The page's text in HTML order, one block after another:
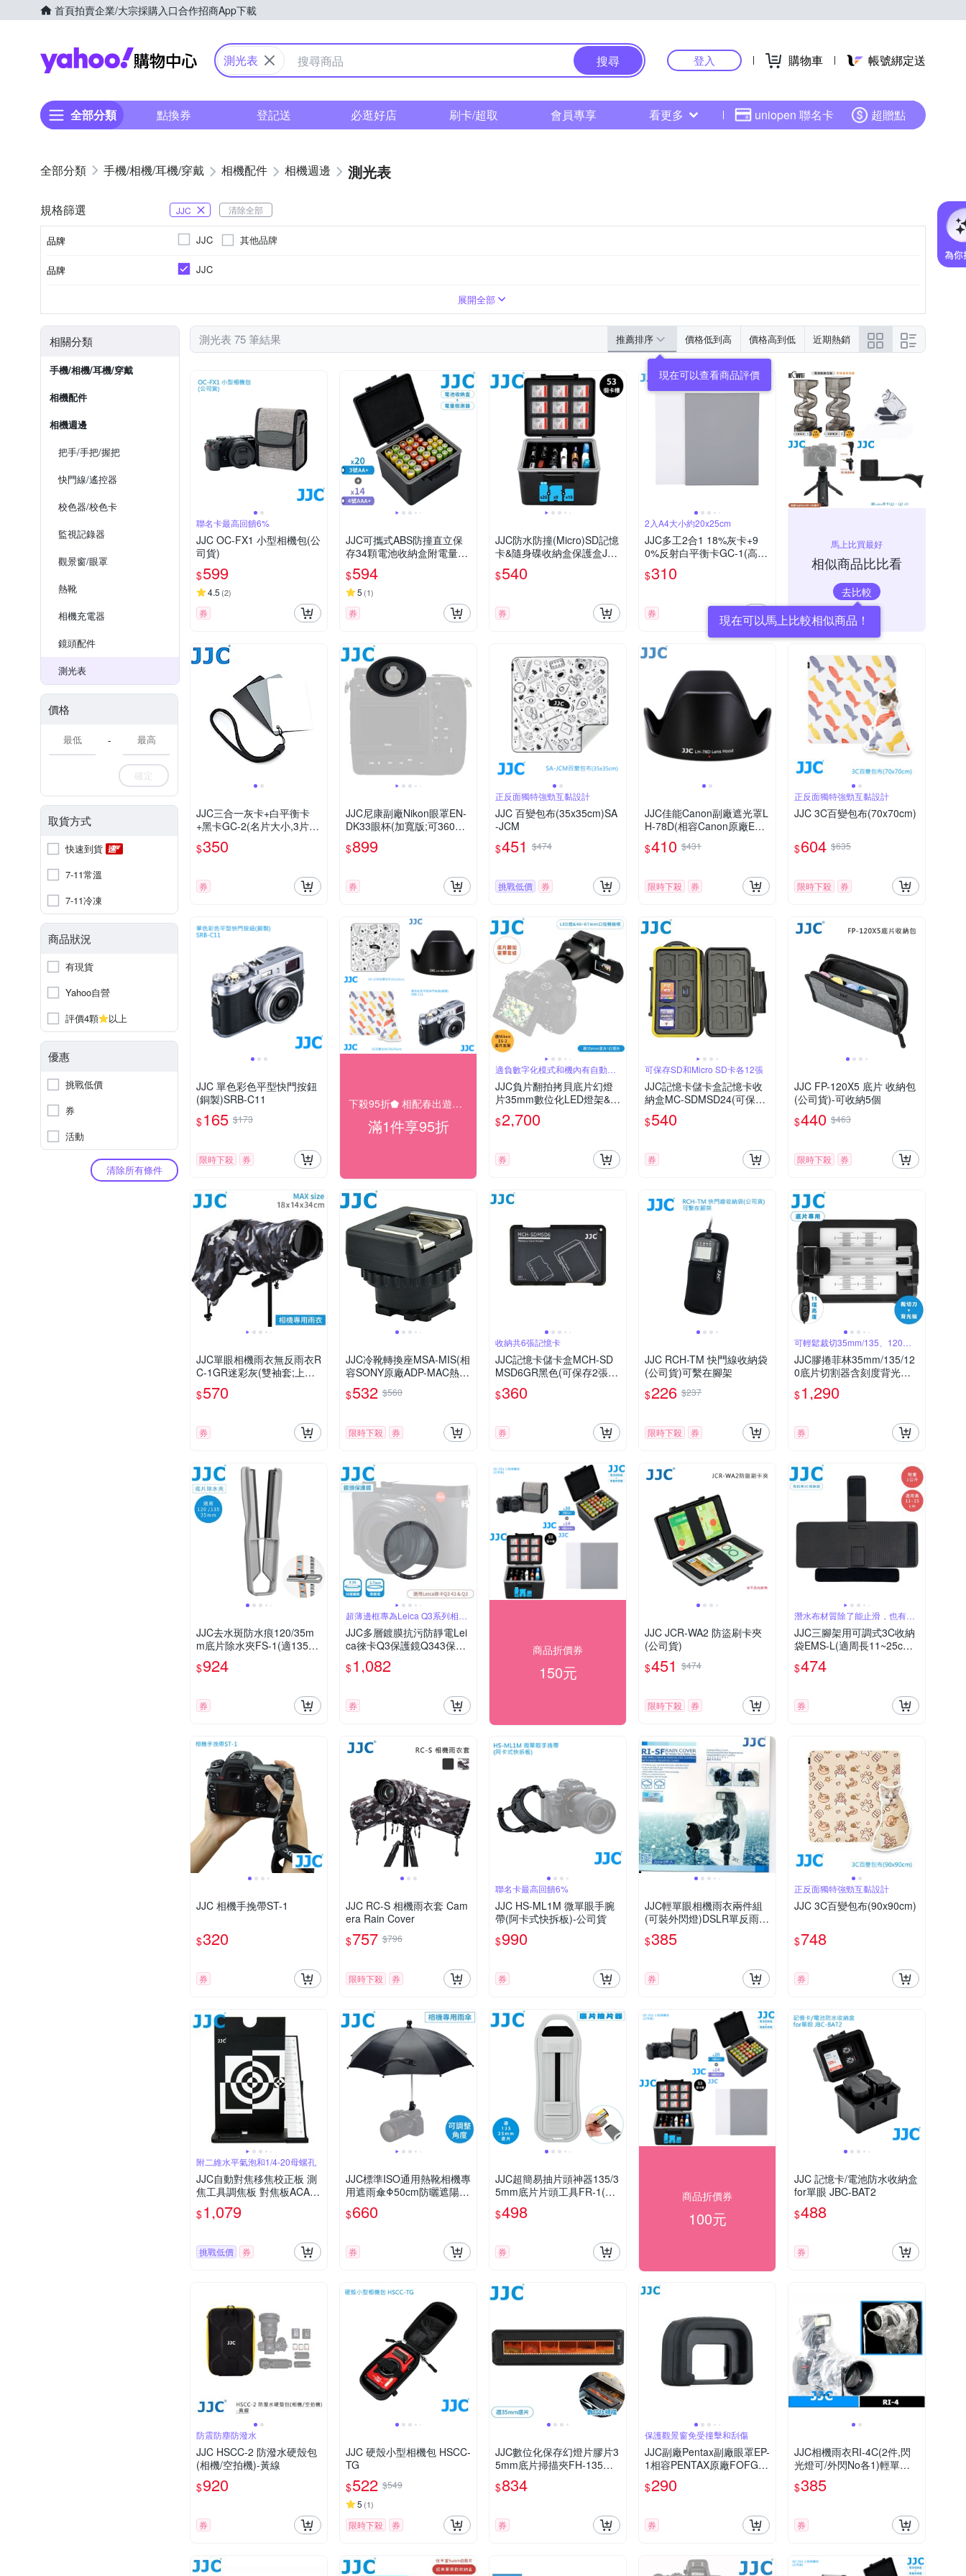
首頁拍賣企業/大宗採購入口合作招商App下載
Yahoo購物中心
測光表 搜尋 登入 購物車 帳號綁定送
全部分類 點換券 登記送 必逛好店 刷卡/超取 會員專享 看更多 uniopen 聯名卡 超贈點
手機/相機/耳機/穿戴 相機配件 相機週邊 測光表
規格篩選 JJC 清除全部
品牌 JJC 其他品牌
品牌 JJC
固定支架
展開全部
相關分類
手機/相機/耳機/穿戴
相機配件
相機週邊
把手/手把/握把
快門線/遙控器
校色器/校色卡
監視記錄器
觀景窗/眼罩
熱靴
相機充電器
鏡頭配件
測光表
價格
-
確定
取貨方式
快速到貨
7-11常溫
7-11冷凍
商品狀況
有現貨
Yahoo自營
評價4顆
以上
優惠
挑戰低價
券
活動
清除所有條件
測光表 75 筆結果 推薦排序 價格低到高 價格高到低 近期熱銷
聯名卡最高回饋6%
JJC OC-FX1 小型相機包(公
司貨)
$599
4.5 (2)
券
JJC可攜式ABS防撞直立保
存34顆電池收納盒附電量檢
測器JBC-34AK(收20顆3號A
A+電池&14顆4號AAA+電池)
電池盒
$594
5 (1)
券
JJC防水防撞(Micro)SD記憶
卡&隨身碟收納盒保護盒JB
C-26U27ST(共53個儲存空
間:USB隨身碟26個&TF卡1
$540
券
2入A4大小約20x25cm
JJC多工2合1 18%灰卡+9
0%反射白平衡卡GC-1(高密
度紙製;約A4大小20x25cm,
2入,可測光&校正white bala
$310
券
馬上比買最好
相似商品比比看
去比較
JJC三合一灰卡+白平衡卡
+黑卡GC-2(名片大小,3片
裝,可測光校正WB可搖黑卡
降低反差)gray card類色溫
$350
券
JJC尼康副廠Nikon眼罩EN-
DK33眼杯(加寬版;可360度
旋轉;矽膠;相容原廠DK-33眼
罩)適Z8 Z9 Zf
$899
券
正反面獨特強勁互黏設計
JJC 百變包布(35x35cm)SA
-JCM
$451 $474
挑戰低價 券
JJC佳能Canon副廠遮光罩L
H-78D(相容Canon原廠EW-
78D)適EF-S 18-200mm F
3.5-5.6 IS 28-200mm F/3.5
$410 $431
限時下殺 券
正反面獨特強勁互黏設計
JJC 3C百變包布(70x70cm)
$604 $635
限時下殺 券
JJC 單色彩色平型快門按鈕
(銅製)SRB-C11
$165 $173
限時下殺 券
下殺95折⬟ 相配春出遊大促
滿1件享95折
適負數字化模式和機內有自動反
轉顏色的相機
JJC負片翻拍拷貝底片幻燈
片35mm數位化LED燈架&翻
拍筒&膠片夾&微距鏡頭轉接
環組FDA-S1(含46~67mm口
調視角傾斜度減少變形)適尼
康.索尼.佳能鏡頭
$2,700
券
可保存SD和Micro SD卡各12張
JJC記憶卡儲卡盒記憶卡收
納盒MC-SDMSD24(可保存
SD和Micro SD卡各12張;防
撞防潑水)記憶卡儲存盒保存
$540
券
JJC FP-120X5 底片 收納包
(公司貨)-可收納5個
$440 $463
限時下殺 券
JJC單眼相機雨衣無反雨衣R
C-1GR迷彩灰(雙袖套;上三
腳架可/外閃不可)輕單反防
水罩DC防雨罩微單防水套防
$570
券
JJC冷靴轉換座MSA-MIS(相
容SONY原廠ADP-MAC熱靴
轉接器;將索尼AI智慧型熱靴
座轉成ISO通用冷靴座)可外
$532 $560
限時下殺 券
收納共6張記憶卡
JJC記憶卡儲卡盒MCH-SD
MSD6GR黑色(可保存2張S
D卡和4張Micro SD卡,共6張
記憶卡)記憶卡盒收納盒儲存
$360
券
JJC RCH-TM 快門線收納袋
(公司貨)可繫在腳架
$226 $237
限時下殺 券
可輕鬆裁切35mm/135、120底
片
JJC膠捲菲林35mm/135/12
0底片切割器含刻度背光板S
FC-1(11檔亮度調整;刀片可
替換)相機Film裁切器
$1,290
券
JJC去水斑防水痕120/35m
m底片除水夾FS-1(適135膠
卷&中片幅膠捲;矽膠夾頭)菲
林刮水器film水刮器暗房沖
$924
券
超薄邊框專為Leica Q3系列相機
設計
JJC多層鍍膜抗污防靜電Lei
ca徠卡Q3保護鏡Q343保護
鏡F-LQ3濾鏡(亦適萊卡Q3
43鏡頭保護鏡)Protector
$1,082
券
商品折價券
150元
JJC JCR-WA2 防盜刷卡夾
(公司貨)
$451 $474
限時下殺 券
潛水布材質除了能止滑，也有基
本防潑水功能
JJC三腳架用可調式3C收納
袋EMS-L(適周長11~25cm
物品,例:行動電源變壓器.手
機.外接硬碟.定時快門線.外
ounting Strap
$474
券
JJC 相機手挽帶ST-1
$320
券
JJC RC-S 相機雨衣套 Cam
era Rain Cover
$757 $796
限時下殺 券
聯名卡最高回饋6%
JJC HS-ML1M 微單眼手腕
帶(阿卡式快拆板)-公司貨
$990
券
JJC輕單眼相機雨衣兩件組
(可裝外閃燈)DSLR單反雨衣
防雨罩微單眼雨衣防塵套輕
單眼相機雨衣防水套防塵套
$385
券
正反面獨特強勁互黏設計
JJC 3C百變包布(90x90cm)
$748
券
附二維水平氣泡和1/4-20母螺孔
JJC自動對焦移焦校正板 測
焦工具調焦板 對焦板ACA-0
1(微調相機鏡頭的自動對焦
功能;附二維水平氣泡和1/4“-
d
$1,079
挑戰低價 券
JJC標準ISO通用熱靴相機專
用遮雨傘Φ50cm防曬遮陽傘
CU-XL(可調角度球頭;可作
反光板/遮光罩用)
$660
券
JJC超簡易抽片頭神器135/3
5mm底片片頭工具FR-1(附
掛繩;非暗房也能用,適底片
回捲)抽膠捲抽片器film拉片
$498
券
商品折價券
100元
JJC 記憶卡/電池防水收納盒
for單眼 JBC-BAT2
$488
券
防震防塵防潑水
JJC HSCC-2 防潑水硬殼包
(相機/空拍機)-黃線
$920
券
JJC 硬殼小型相機包 HSCC-
TG
$522 $549
5 (1)
限時下殺 券
JJC數位化保存幻燈片膠片3
5mm底片掃描夾FH-135底
片拷貝夾(背部防滑矽膠墊)F
ilm菲林Scan膠捲掃描支架
$834
券
保護觀景窗免受撞擊和刮傷
JJC副廠Pentax副廠眼罩EP-
1相容PENTAX原廠FOFGF
L眼杯適K20D K10D K200D
K110D K100D Super *ist D
$290
券
JJC相機雨衣RI-4C(2件,閃
光燈可/外閃No各1)輕單眼
雨衣防雨罩防雨套防水套防
水罩防塵罩防水殼DSLR EV
$385
券